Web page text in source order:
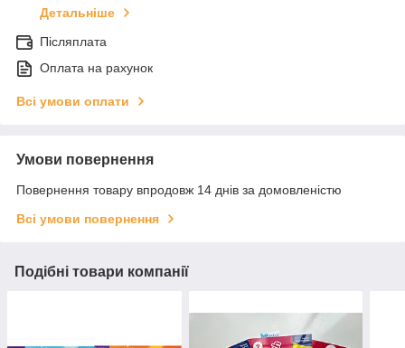
Детальніше
Післяплата
Оплата на рахунок
Всі умови оплати
Умови повернення
Повернення товару впродовж 14 днів за домовленістю
Всі умови повернення
Подібні товари компанії